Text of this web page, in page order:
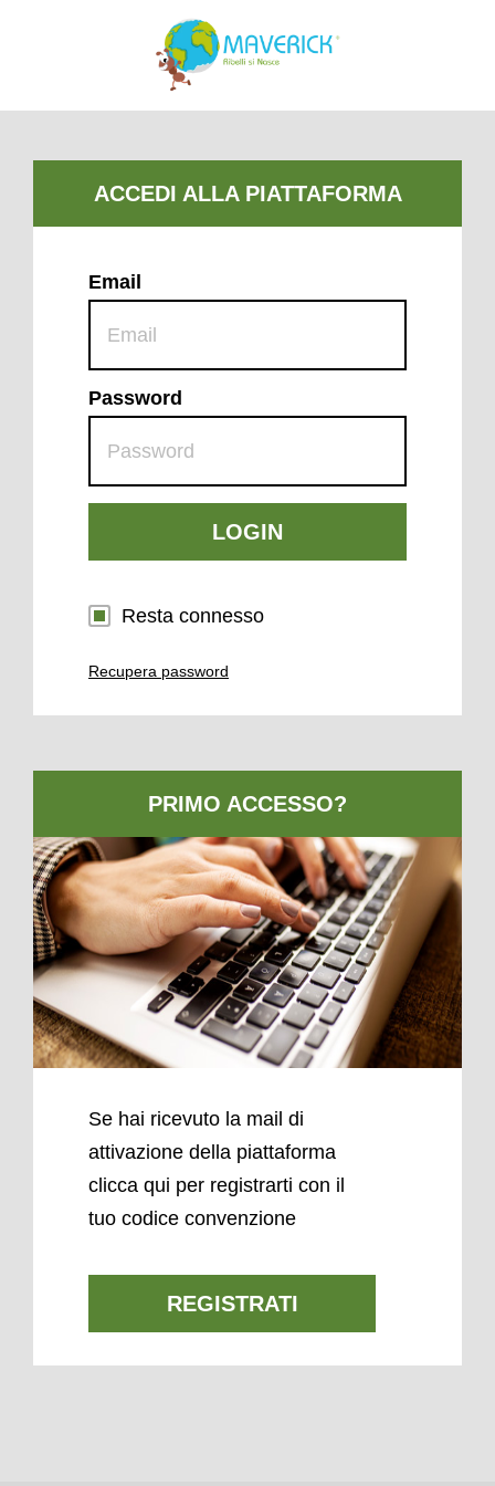
Email
Password
LOGIN
Resta connesso
Recupera password
Se hai ricevuto la mail di
attivazione della piattaforma
clicca qui per registrarti con il
tuo codice convenzione
REGISTRATI